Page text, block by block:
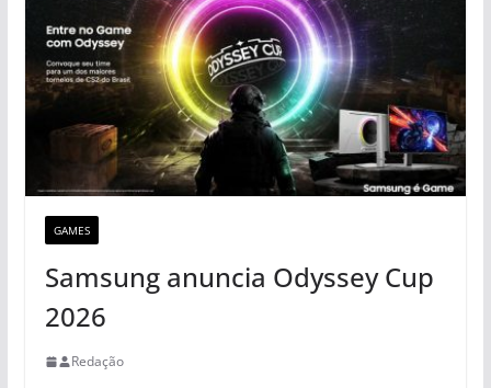
GAMES
Samsung anuncia Odyssey Cup
2026
Redação